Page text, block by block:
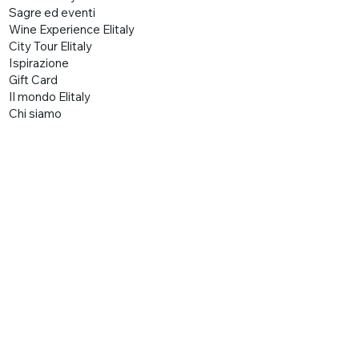
Sagre ed eventi
Wine Experience Elitaly
City Tour Elitaly
Ispirazione
Gift Card
Il mondo Elitaly
Chi siamo